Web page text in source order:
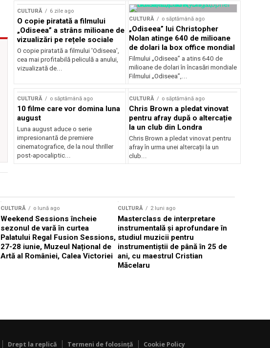
CULTURĂ 6 zile ago
O copie piratată a filmului
„Odiseea” a strâns milioane de
vizualizări pe rețele sociale
O copie piratată a filmului 'Odiseea',
cea mai profitabilă peliculă a anului,
vizualizată de...
CULTURĂ o săptămână ago
„Odiseea” lui Christopher
Nolan atinge 640 de milioane
de dolari la box office mondial
Filmului „Odiseea” a atins 640 de
milioane de dolari în încasări mondiale
Filmului „Odiseea”,...
CULTURĂ o săptămână ago
10 filme care vor domina luna
august
Luna august aduce o serie
impresionantă de premiere
cinematografice, de la noul thriller
post-apocaliptic...
CULTURĂ o săptămână ago
Chris Brown a pledat vinovat
pentru afray după o altercație
la un club din Londra
Chris Brown a pledat vinovat pentru
afray în urma unei altercații la un
club...
CULTURĂ o lună ago
Weekend Sessions încheie
sezonul de vară în curtea
Palatului Regal Fusion Sessions,
27-28 iunie, Muzeul Național de
Artă al României, Calea Victoriei
CULTURĂ 2 luni ago
Masterclass de interpretare
instrumentală și aprofundare în
studiul muzicii pentru
instrumentiștii de până în 25 de
ani, cu maestrul Cristian
Măcelaru
Drept la replică Termeni de folosință Cookie Policy